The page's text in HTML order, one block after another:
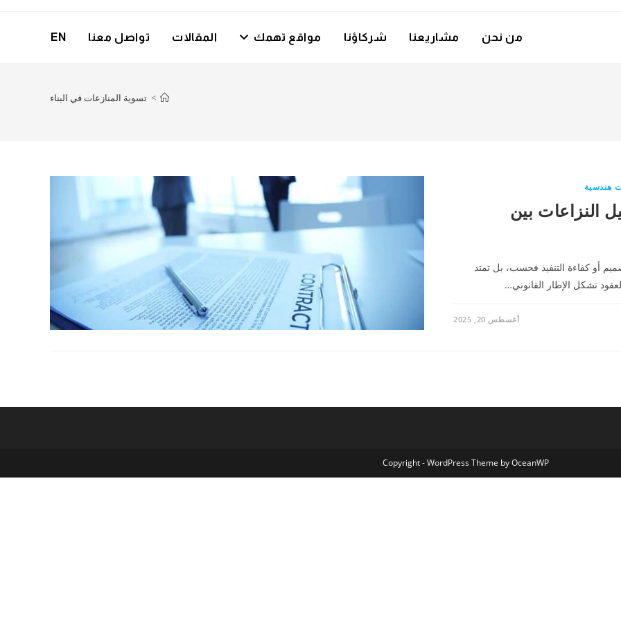
من نحن مشاريعنا شركاؤنا مواقع تهمك المقالات تواصل معنا EN
> تسوية المنازعات في البناء
هندسية
النزاعات بين
أو كفاءة التنفيذ فحسب، بل تمتد
تشكل الإطار القانوني…
أغسطس 20, 2025
Copyright - WordPress Theme by OceanWP